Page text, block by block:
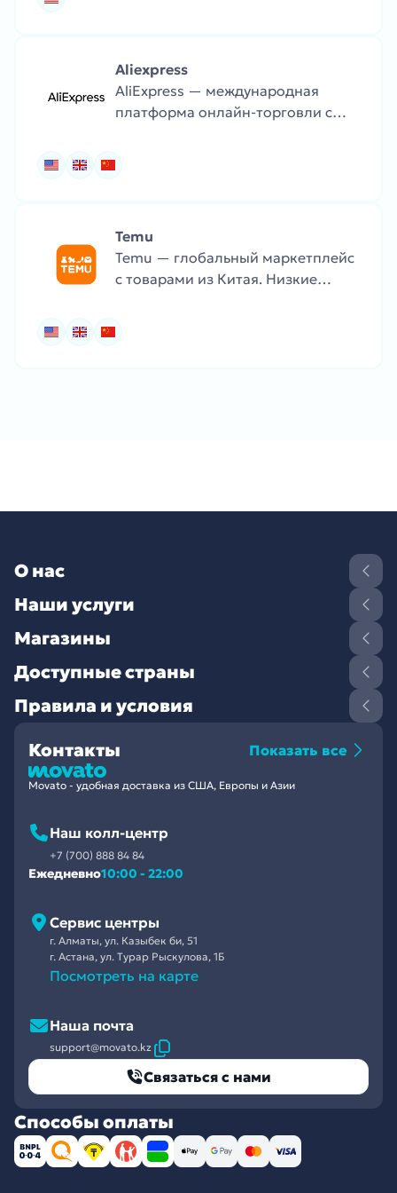
Aliexpress
AliExpress — международная
платформа онлайн-торговли с
товаров, включая одежду,
электронику, товары для дома и
Temu
Temu — глобальный маркетплейс
с товарами из Китая. Низкие
доставка по всему миру.
О нас
Наши услуги
Магазины
Доступные страны
Правила и условия
Контакты
Показать все
Movato - удобная доставка из США, Европы и Азии
Наш колл-центр
+7 (700) 888 84 84
Ежедневно10:00 - 22:00
Сервис центры
г. Алматы, ул. Казыбек би, 51
г. Астана, ул. Турар Рыскулова, 1Б
Посмотреть на карте
Наша почта
support@movato.kz
Связаться с нами
Способы оплаты